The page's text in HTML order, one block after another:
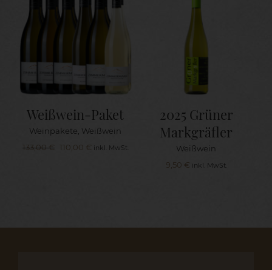
Weißwein-Paket
Weinpakete, Weißwein
133,00€ Ursprünglicher
110,00 € Aktueller
inkl. MwSt.
2025 Grüner
Markgräfler
Weißwein
9,50 € inkl. MwSt.